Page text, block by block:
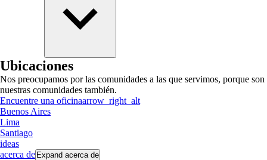
Ubicaciones
Nos preocupamos por las comunidades a las que servimos, porque son
nuestras comunidades también.
Encuentre una oficinaarrow_right_alt
Buenos Aires
Lima
Santiago
ideas
acerca de Expand acerca de